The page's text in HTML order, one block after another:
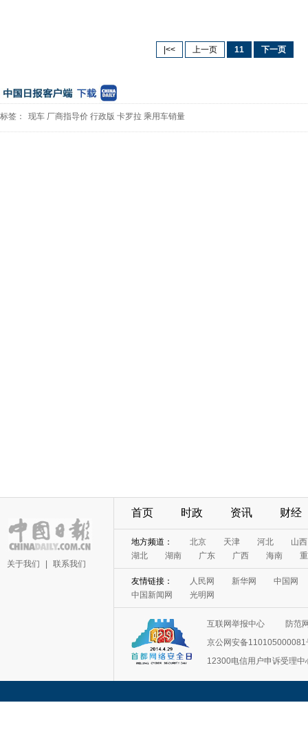
|<< 上一页 11 下一页
标签： 现车 厂商指导价 行政版 卡罗拉 乘用车销量
关于我们 联系我们
首页 时政 资讯 财经
地方频道： 北京 天津 河北
山西
湖北
湖南 广东 广西 海南
友情链接： 人民网 新华网
中国网
中国新闻网
光明网
互联网举报中心
防范
京公网安备110105000081
12300电信用户申诉受理中